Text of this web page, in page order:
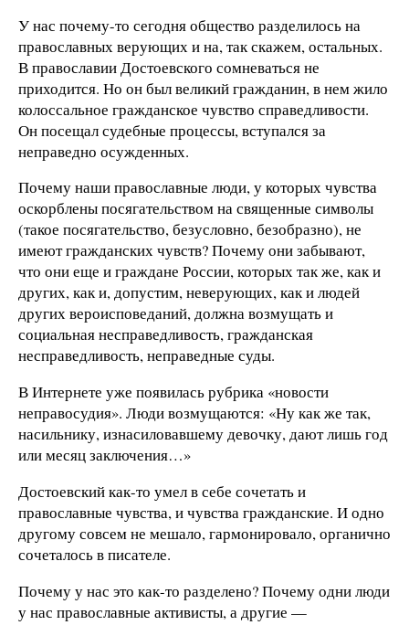
У нас почему-то сегодня общество разделилось на
православных верующих и на, так скажем, остальных.
В православии Достоевского сомневаться не
приходится. Но он был великий гражданин, в нем жило
колоссальное гражданское чувство справедливости.
Он посещал судебные процессы, вступался за
неправедно осужденных.
Почему наши православные люди, у которых чувства
оскорблены посягательством на священные символы
(такое посягательство, безусловно, безобразно), не
имеют гражданских чувств? Почему они забывают,
что они еще и граждане России, которых так же, как и
других, как и, допустим, неверующих, как и людей
других вероисповеданий, должна возмущать и
социальная несправедливость, гражданская
несправедливость, неправедные суды.
В Интернете уже появилась рубрика «новости
неправосудия». Люди возмущаются: «Ну как же так,
насильнику, изнасиловавшему девочку, дают лишь год
или месяц заключения…»
Достоевский как-то умел в себе сочетать и
православные чувства, и чувства гражданские. И одно
другому совсем не мешало, гармонировало, органично
сочеталось в писателе.
Почему у нас это как-то разделено? Почему одни люди
у нас православные активисты, а другие —